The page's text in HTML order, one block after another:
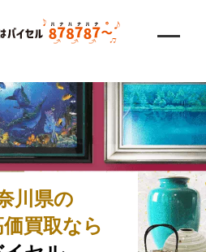
川県の
買取なら